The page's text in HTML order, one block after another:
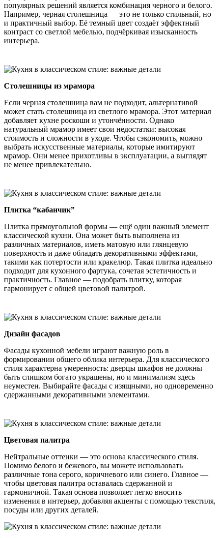
популярных решений является комбинация черного и белого.
Например, черная столешница — это не только стильный, но
и практичный выбор. Её темный цвет создаёт эффектный
контраст со светлой мебелью, подчёркивая изысканность
интерьера.
Столешницы из мрамора
Если черная столешница вам не подходит, альтернативой
может стать столешница из светлого мрамора. Этот материал
добавляет кухне роскоши и утончённости. Однако
натуральный мрамор имеет свои недостатки: высокая
стоимость и сложности в уходе. Чтобы сэкономить, можно
выбрать искусственные материалы, которые имитируют
мрамор. Они менее прихотливы в эксплуатации, а выглядят
не менее привлекательно.
Плитка “кабанчик”
Плитка прямоугольной формы — ещё один важный элемент
классической кухни. Она может быть выполнена из
различных материалов, иметь матовую или глянцевую
поверхность и даже обладать декоративными эффектами,
такими как потертости или кракелюр. Такая плитка идеально
подходит для кухонного фартука, сочетая эстетичность и
практичность. Главное — подобрать плитку, которая
гармонирует с общей цветовой палитрой.
Дизайн фасадов
Фасады кухонной мебели играют важную роль в
формировании общего облика интерьера. Для классического
стиля характерна умеренность: дверцы шкафов не должны
быть слишком богато украшены, но и минимализм здесь
неуместен. Выбирайте фасады с изящными, но одновременно
сдержанными декоративными элементами.
Цветовая палитра
Нейтральные оттенки — это основа классического стиля.
Помимо белого и бежевого, вы можете использовать
различные тона серого, коричневого или синего. Главное —
чтобы цветовая палитра оставалась сдержанной и
гармоничной. Такая основа позволяет легко вносить
изменения в интерьер, добавляя акценты с помощью текстиля,
посуды или других деталей.